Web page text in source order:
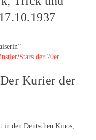
/Stars der 70er
Kurier der